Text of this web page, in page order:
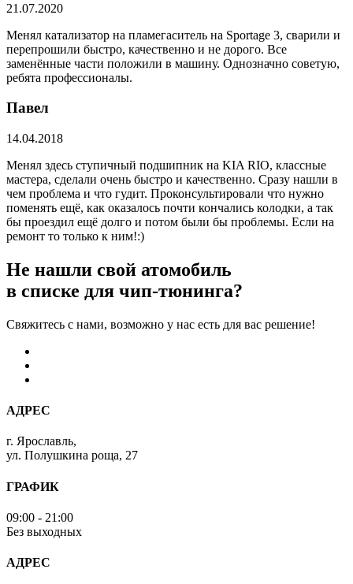
21.07.2020
Менял катализатор на пламегаситель на Sportage 3, сварили и
перепрошили быстро, качественно и не дорого. Все
заменённые части положили в машину. Однозначно советую,
ребята профессионалы.
Павел
14.04.2018
Менял здесь ступичный подшипник на KIA RIO, классные
мастера, сделали очень быстро и качественно. Сразу нашли в
чем проблема и что гудит. Проконсультировали что нужно
поменять ещё, как оказалось почти кончались колодки, а так
бы проездил ещё долго и потом были бы проблемы. Если на
ремонт то только к ним!:)
Не нашли свой атомобиль
в списке для чип-тюнинга?
Свяжитесь с нами, возможно у нас есть для вас решение!
АДРЕС
г. Ярославль,
ул. Полушкина роща, 27
ГРАФИК
09:00 - 21:00
Без выходных
АДРЕС